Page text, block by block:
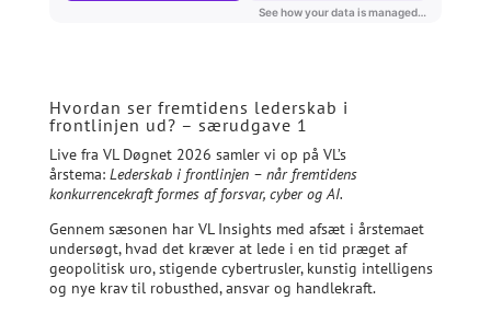
Hvordan ser fremtidens lederskab i
frontlinjen ud? – særudgave 1
Live fra VL Døgnet 2026 samler vi op på VL’s
årstema: Lederskab i frontlinjen – når fremtidens
konkurrencekraft formes af forsvar, cyber og AI.
Gennem sæsonen har VL Insights med afsæt i årstemaet
undersøgt, hvad det kræver at lede i en tid præget af
geopolitisk uro, stigende cybertrusler, kunstig intelligens
og nye krav til robusthed, ansvar og handlekraft.